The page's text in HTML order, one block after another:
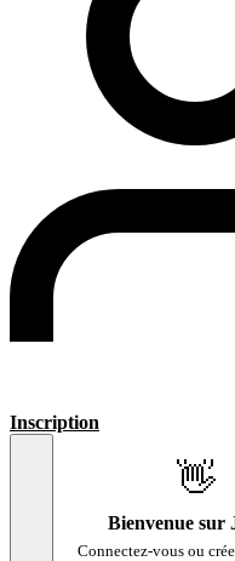
Inscription
👋
Bienvenue sur
Connectez-vous ou